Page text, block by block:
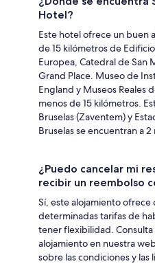
Hotel?
Este hotel ofrece un buen
de 15 kilómetros de
Europea, Catedral de San
Grand Place. Museo de
England y Museos Reales
menos de 15 kilómetros.
Bruselas (Zaventem) y
Bruselas se encuentran a 2
¿Puedo cancelar mi
recibir un reembolso
Sí, este alojamiento
determinadas tarifas de
tener flexibilidad.
alojamiento en nuestra
sobre las condiciones y las